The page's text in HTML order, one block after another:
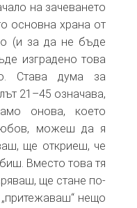
на зачеването
основна храна от
(и за да не бъде
изградено това
Става дума за
21–45 означава,
онова, което
можеш да я
ще откриеш, че
Вместо това тя
ще стане по-
нещо